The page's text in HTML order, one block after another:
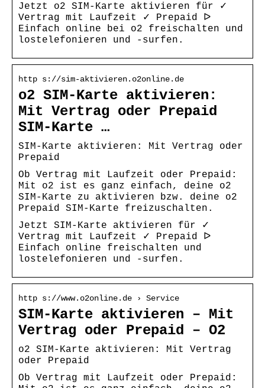
Jetzt o2 SIM-Karte aktivieren für ✓
Vertrag mit Laufzeit ✓ Prepaid ᐅ
Einfach online bei o2 freischalten und
lostelefonieren und -surfen.
http s://sim-aktivieren.o2online.de
o2 SIM-Karte aktivieren:
Mit Vertrag oder Prepaid
SIM-Karte …
SIM-Karte aktivieren: Mit Vertrag oder
Prepaid
Ob Vertrag mit Laufzeit oder Prepaid:
Mit o2 ist es ganz einfach, deine o2
SIM-Karte zu aktivieren bzw. deine o2
Prepaid SIM-Karte freizuschalten.
Jetzt SIM-Karte aktivieren für ✓
Vertrag mit Laufzeit ✓ Prepaid ᐅ
Einfach online freischalten und
lostelefonieren und -surfen.
http s://www.o2online.de › Service
SIM-Karte aktivieren – Mit
Vertrag oder Prepaid – O2
o2 SIM-Karte aktivieren: Mit Vertrag
oder Prepaid
Ob Vertrag mit Laufzeit oder Prepaid: